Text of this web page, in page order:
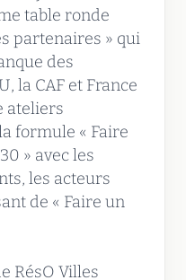
table ronde
partenaires » qui
des
la CAF et France
ateliers
formule « Faire
» avec les
les acteurs
de « Faire un
RésO Villes